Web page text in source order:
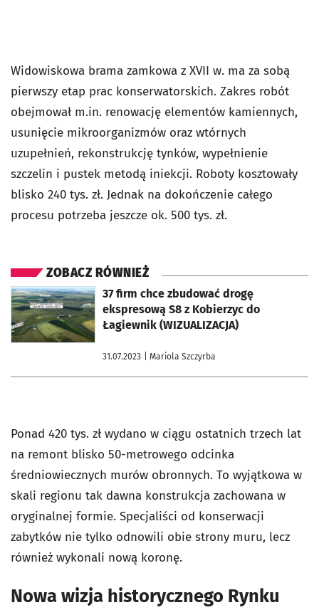
Widowiskowa brama zamkowa z XVII w. ma za sobą
pierwszy etap prac konserwatorskich. Zakres robót
obejmował m.in. renowację elementów kamiennych,
usunięcie mikroorganizmów oraz wtórnych
uzupełnień, rekonstrukcję tynków, wypełnienie
szczelin i pustek metodą iniekcji. Roboty kosztowały
blisko 240 tys. zł. Jednak na dokończenie całego
procesu potrzeba jeszcze ok. 500 tys. zł.
ZOBACZ RÓWNIEŻ
37 firm chce zbudować drogę
ekspresową S8 z Kobierzyc do
Łagiewnik (WIZUALIZACJA)
31.07.2023 | Mariola Szczyrba
otworzy się w nowej karcie
Ponad 420 tys. zł wydano w ciągu ostatnich trzech lat
na remont blisko 50-metrowego odcinka
średniowiecznych murów obronnych. To wyjątkowa w
skali regionu tak dawna konstrukcja zachowana w
oryginalnej formie. Specjaliści od konserwacji
zabytków nie tylko odnowili obie strony muru, lecz
również wykonali nową koronę.
Nowa wizja historycznego Rynku